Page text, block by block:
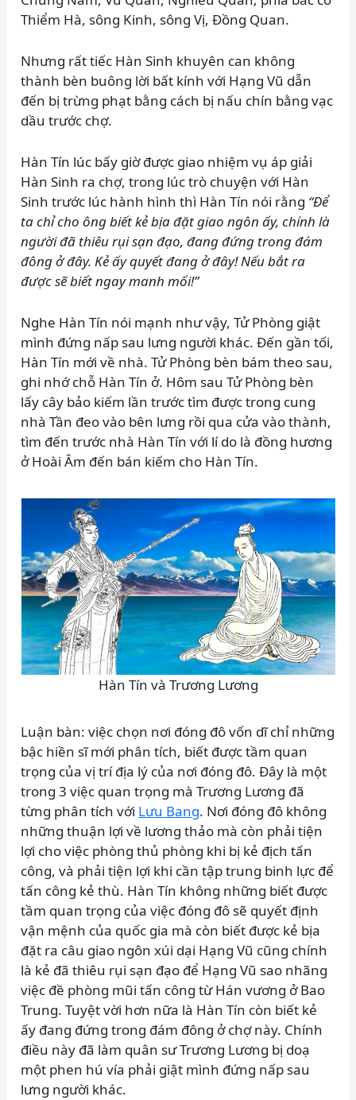
Thiểm Hà, sông Kinh, sông Vị, Đồng Quan.
Nhưng rất tiếc Hàn Sinh khuyên can không
thành bèn buông lời bất kính với Hạng Vũ dẫn
đến bị trừng phạt bằng cách bị nấu chín bằng vạc
dầu trước chợ.
Hàn Tín lúc bấy giờ được giao nhiệm vụ áp giải
Hàn Sinh ra chợ, trong lúc trò chuyện với Hàn
Sinh trước lúc hành hình thì Hàn Tín nói rằng “Để
ta chỉ cho ông biết kẻ bịa đặt giao ngôn ấy, chính là
người đã thiêu rụi sạn đạo, đang đứng trong đám
đông ở đây. Kẻ ấy quyết đang ở đây! Nếu bắt ra
được sẽ biết ngay manh mối!”
Nghe Hàn Tín nói mạnh như vậy, Tử Phòng giật
mình đứng nấp sau lưng người khác. Đến gần tối,
Hàn Tín mới về nhà. Tử Phòng bèn bám theo sau,
ghi nhớ chỗ Hàn Tín ở. Hôm sau Tử Phòng bèn
lấy cây bảo kiếm lần trước tìm được trong cung
nhà Tần đeo vào bên lưng rồi qua cửa vào thành,
tìm đến trước nhà Hàn Tín với lí do là đồng hương
ở Hoài Âm đến bán kiếm cho Hàn Tín.
Hàn Tín và Trương Lương
Luận bàn: việc chọn nơi đóng đô vốn dĩ chỉ những
bậc hiền sĩ mới phân tích, biết được tầm quan
trọng của vị trí địa lý của nơi đóng đô. Đây là một
trong 3 việc quan trọng mà Trương Lương đã
từng phân tích với Lưu Bang. Nơi đóng đô không
những thuận lợi về lương thảo mà còn phải tiện
lợi cho việc phòng thủ phòng khi bị kẻ địch tấn
công, và phải tiện lợi khi cần tập trung binh lực để
tấn công kẻ thù. Hàn Tín không những biết được
tầm quan trọng của việc đóng đô sẽ quyết định
vận mệnh của quốc gia mà còn biết được kẻ bịa
đặt ra câu giao ngôn xúi dại Hạng Vũ cũng chính
là kẻ đã thiêu rụi sạn đạo để Hạng Vũ sao nhãng
việc đề phòng mũi tấn công từ Hán vương ở Bao
Trung. Tuyệt vời hơn nữa là Hàn Tín còn biết kẻ
ấy đang đứng trong đám đông ở chợ này. Chính
điều này đã làm quân sư Trương Lương bị doạ
một phen hú vía phải giật mình đứng nấp sau
lưng người khác.